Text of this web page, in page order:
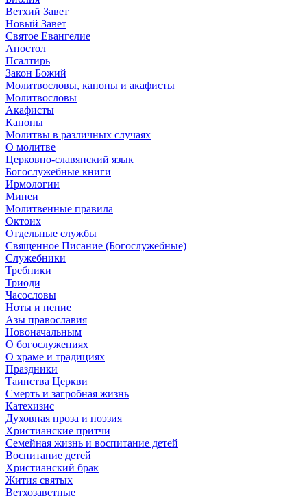
Ветхий Завет
Новый Завет
Святое Евангелие
Апостол
Псалтирь
Закон Божий
Молитвословы, каноны и акафисты
Молитвословы
Акафисты
Каноны
Молитвы в различных случаях
О молитве
Церковно-славянский язык
Богослужебные книги
Ирмологии
Минеи
Молитвенные правила
Октоих
Отдельные службы
Священное Писание (Богослужебные)
Служебники
Требники
Триоди
Часословы
Ноты и пение
Азы православия
Новоначальным
О богослужениях
О храме и традициях
Праздники
Таинства Церкви
Смерть и загробная жизнь
Катехизис
Духовная проза и поэзия
Христианские притчи
Семейная жизнь и воспитание детей
Воспитание детей
Христианский брак
Жития святых
Ветхозаветные